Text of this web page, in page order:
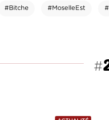
#Bitche #MoselleEst
#